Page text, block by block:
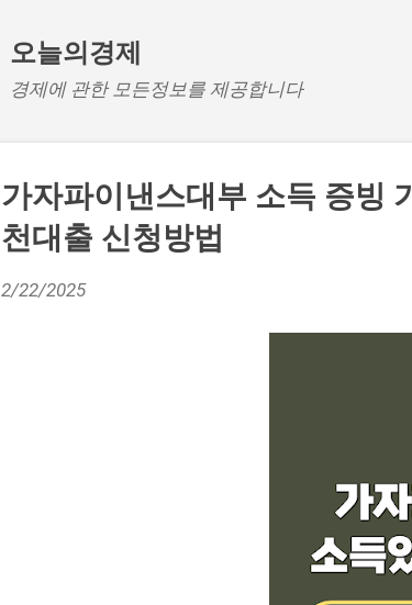
오늘의경제
경제에 관한 모든정보를 제공합니다
가자파이낸스대부 소득 증빙
천대출 신청방법
2/22/2025